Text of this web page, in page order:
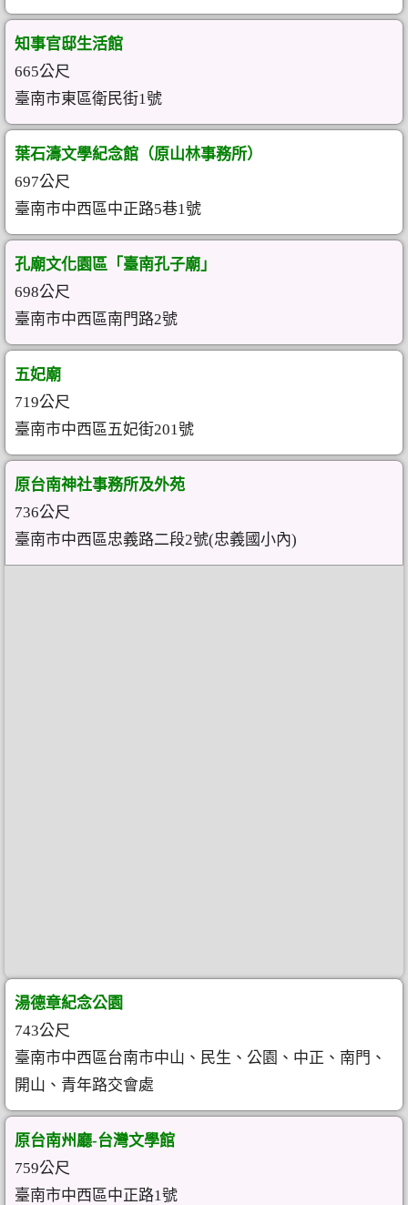
知事官邸生活館
665公尺
臺南市東區衛民街1號
葉石濤文學紀念館（原山林事務所）
697公尺
臺南市中西區中正路5巷1號
孔廟文化園區「臺南孔子廟」
698公尺
臺南市中西區南門路2號
五妃廟
719公尺
臺南市中西區五妃街201號
原台南神社事務所及外苑
736公尺
臺南市中西區忠義路二段2號(忠義國小內)
湯德章紀念公園
743公尺
臺南市中西區台南市中山、民生、公園、中正、南門、
開山、青年路交會處
原台南州廳-台灣文學館
759公尺
臺南市中西區中正路1號